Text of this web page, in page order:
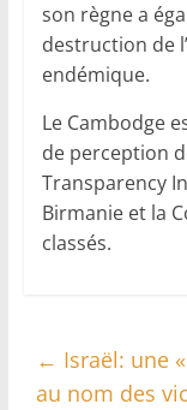
son règne a
destruction de
endémique.
Le Cambodge
de perception
Transparency
Birmanie et la
classés.
← Israël: une
au nom des